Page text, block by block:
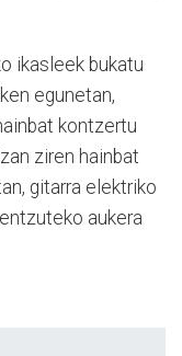
ikasleek bukatu
egunetan,
kon­tzertu
ziren hainbat
gitarra elektriko
aukera